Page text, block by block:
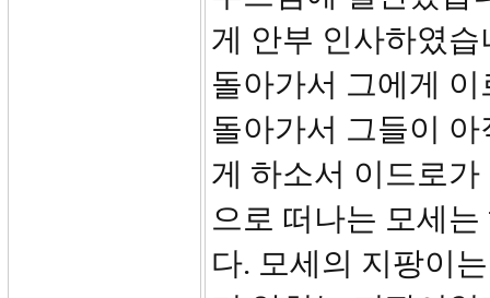
게 안부 인사하였
돌아가서 그에게
돌아가서 그들이
게 하소서 이드로
으로 떠나는 모세
다. 모세의 지팡이